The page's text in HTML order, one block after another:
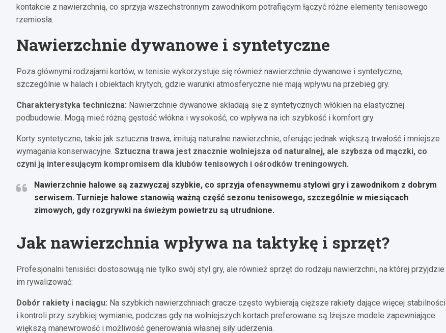
kontakcie z nawierzchnią, co sprzyja wszechstronnym zawodnikom potrafiącym łączyć różne elementy tenisowego
rzemiosła.
Nawierzchnie dywanowe i syntetyczne
Poza głównymi rodzajami kortów, w tenisie wykorzystuje się również nawierzchnie dywanowe i syntetyczne,
szczególnie w halach i obiektach krytych, gdzie warunki atmosferyczne nie mają wpływu na przebieg gry.
Charakterystyka techniczna: Nawierzchnie dywanowe składają się z syntetycznych włókien na elastycznej
podbudowie. Mogą mieć różną gęstość włókna i wysokość, co wpływa na ich szybkość i komfort gry.
Korty syntetyczne, takie jak sztuczna trawa, imitują naturalne nawierzchnie, oferując jednak większą trwałość i mniejsze
wymagania konserwacyjne. Sztuczna trawa jest znacznie wolniejsza od naturalnej, ale szybsza od mączki, co
czyni ją interesującym kompromisem dla klubów tenisowych i ośrodków treningowych.
Nawierzchnie halowe są zazwyczaj szybkie, co sprzyja ofensywnemu stylowi gry i zawodnikom z dobrym
serwisem. Turnieje halowe stanowią ważną część sezonu tenisowego, szczególnie w miesiącach
zimowych, gdy rozgrywki na świeżym powietrzu są utrudnione.
Jak nawierzchnia wpływa na taktykę i sprzęt?
Profesjonalni tenisiści dostosowują nie tylko swój styl gry, ale również sprzęt do rodzaju nawierzchni, na której przyjdzie
im rywalizować:
Dobór rakiety i naciągu: Na szybkich nawierzchniach gracze często wybierają cięższe rakiety dające więcej stabilności
i kontroli przy szybkiej wymianie, podczas gdy na wolniejszych kortach preferowane są lżejsze modele zapewniające
większą manewrowość i możliwość generowania własnej siły uderzenia.